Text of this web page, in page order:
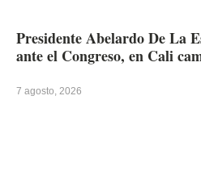
Presidente Abelardo De La
ante el Congreso, en Cali
7 agosto, 2026